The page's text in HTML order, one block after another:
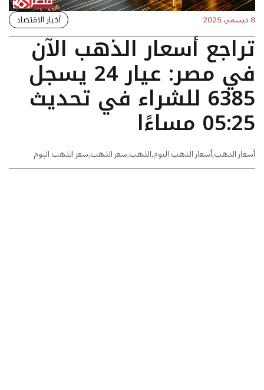
8 ديسمبر، 2025 أخبار الاقتصاد
تراجع أسعار الذهب الآن
في مصر: عيار 24 يسجل
6385 للشراء في تحديث
05:25 مساءًا
أسعار الذهب,أسعار الذهب اليوم,الذهب,سعر الذهب,سعر الذهب اليوم